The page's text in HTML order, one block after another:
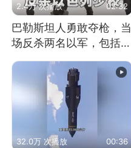
2.4万 次播放 02:32
巴勒斯坦人勇敢夺枪，当
场反杀两名以军，包括一
32.0万 次播放 00:36